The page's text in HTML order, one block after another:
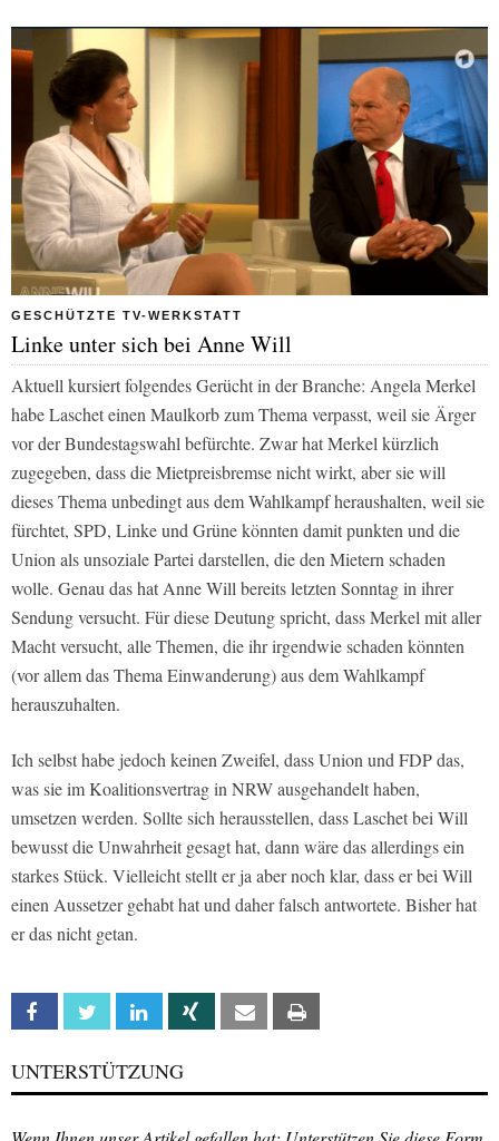
GESCHÜTZTE TV-WERKSTATT
Linke unter sich bei Anne Will
Aktuell kursiert folgendes Gerücht in der Branche: Angela Merkel
habe Laschet einen Maulkorb zum Thema verpasst, weil sie Ärger
vor der Bundestagswahl befürchte. Zwar hat Merkel kürzlich
zugegeben, dass die Mietpreisbremse nicht wirkt, aber sie will
dieses Thema unbedingt aus dem Wahlkampf heraushalten, weil sie
fürchtet, SPD, Linke und Grüne könnten damit punkten und die
Union als unsoziale Partei darstellen, die den Mietern schaden
wolle. Genau das hat Anne Will bereits letzten Sonntag in ihrer
Sendung versucht. Für diese Deutung spricht, dass Merkel mit aller
Macht versucht, alle Themen, die ihr irgendwie schaden könnten
(vor allem das Thema Einwanderung) aus dem Wahlkampf
herauszuhalten.
Ich selbst habe jedoch keinen Zweifel, dass Union und FDP das,
was sie im Koalitionsvertrag in NRW ausgehandelt haben,
umsetzen werden. Sollte sich herausstellen, dass Laschet bei Will
bewusst die Unwahrheit gesagt hat, dann wäre das allerdings ein
starkes Stück. Vielleicht stellt er ja aber noch klar, dass er bei Will
einen Aussetzer gehabt hat und daher falsch antwortete. Bisher hat
er das nicht getan.
Facebook Twitter Linkedin Xing Email
UNTERSTÜTZUNG